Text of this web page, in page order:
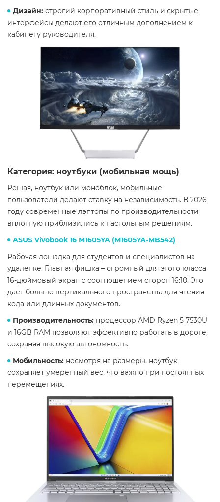
Дизайн: строгий корпоративный стиль и скрытые
интерфейсы делают его отличным дополнением к
кабинету руководителя.
Категория: ноутбуки (мобильная мощь)
Решая, ноутбук или моноблок, мобильные
пользователи делают ставку на независимость. В 2026
году современные лэптопы по производительности
вплотную приблизились к настольным решениям.
ASUS Vivobook 16 M1605YA (M1605YA-MB542)
Рабочая лошадка для студентов и специалистов на
удаленке. Главная фишка – огромный для этого класса
16-дюймовый экран с соотношением сторон 16:10. Это
дает больше вертикального пространства для чтения
кода или длинных документов.
Производительность: процессор AMD Ryzen 5 7530U
и 16GB RAM позволяют эффективно работать в дороге,
сохраняя высокую автономность.
Мобильность: несмотря на размеры, ноутбук
сохраняет умеренный вес, что важно при постоянных
перемещениях.